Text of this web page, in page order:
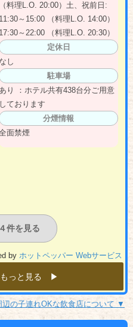
（料理L.O. 20:00）土、祝前日:
11:30～15:00 （料理L.O. 14:00）
17:30～22:00 （料理L.O. 20:30）
定休日
なし
駐車場
り ：ホテル共有438台分ご用意
しております
分煙情報
面禁煙
件を見る
byホットペッパー Webサービス
もっと見る ▶︎
の子連れOKな飲食店について ▼